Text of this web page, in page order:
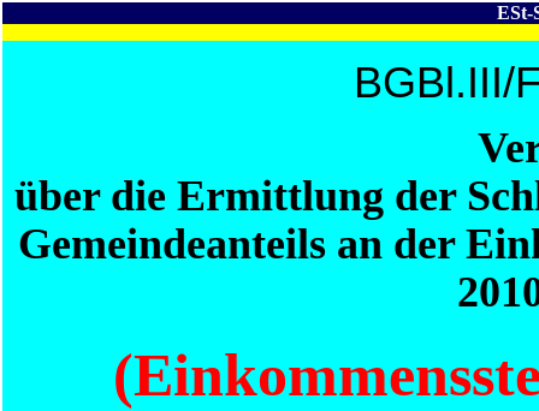
ESt-
BGBl.III/
über die Ermittlung der
Gemeindeanteils an der